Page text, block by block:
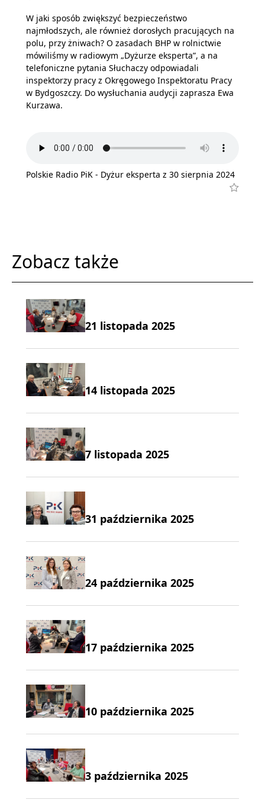
W jaki sposób zwiększyć bezpieczeństwo
najmłodszych, ale również dorosłych pracujących na
polu, przy żniwach? O zasadach BHP w rolnictwie
mówiliśmy w radiowym „Dyżurze eksperta”, a na
telefoniczne pytania Słuchaczy odpowiadali
inspektorzy pracy z Okręgowego Inspektoratu Pracy
w Bydgoszczy. Do wysłuchania audycji zaprasza Ewa
Kurzawa.
Polskie Radio PiK - Dyżur eksperta z 30 sierpnia 2024
Zobacz także
21 listopada 2025
14 listopada 2025
7 listopada 2025
31 października 2025
24 października 2025
17 października 2025
10 października 2025
3 października 2025